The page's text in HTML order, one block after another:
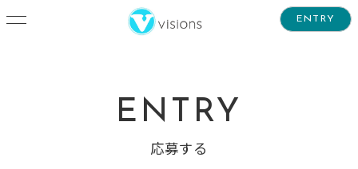
ENTRY
ENTRY
応募する